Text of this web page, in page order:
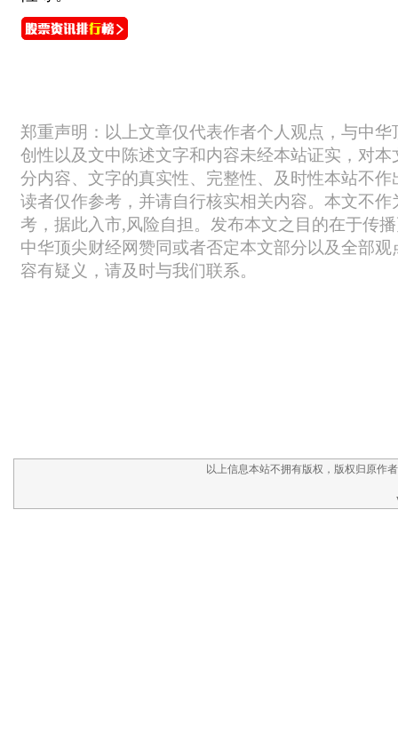
以上信息本站不拥有版权，版权归原作